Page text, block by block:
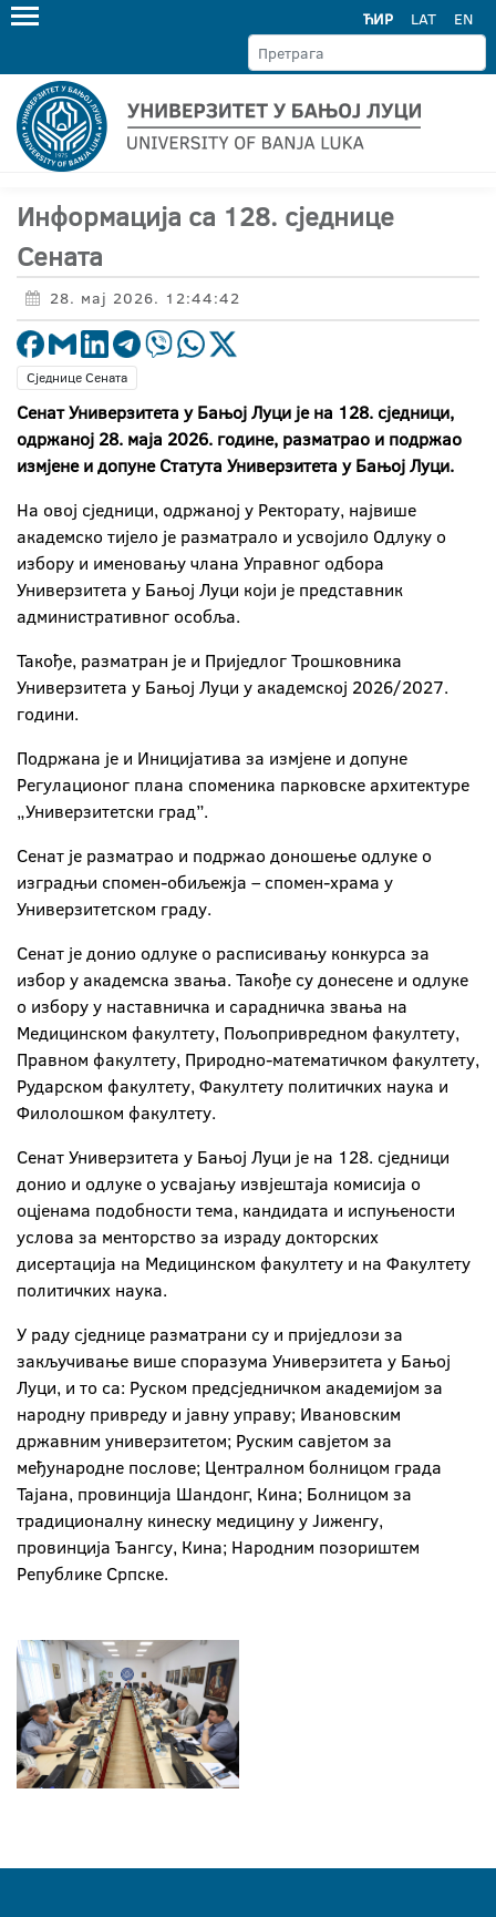
ЋИР LAT EN
Информација са 128. сједнице
Сената
28. мај 2026. 12:44:42
Сједнице Сената
Сенат Универзитета у Бањој Луци је на 128. сједници,
одржаној 28. маја 2026. године, разматрао и подржао
измјене и допуне Статута Универзитета у Бањој Луци.
На овој сједници, одржаној у Ректорату, највише
академско тијело је разматрало и усвојило Одлуку о
избору и именовању члана Управног одбора
Универзитета у Бањој Луци који је представник
административног особља.
Такође, разматран је и Приједлог Трошковника
Универзитета у Бањој Луци у академској 2026/2027.
години.
Подржана је и Иницијатива за измјене и допуне
Регулационог плана споменика парковске архитектуре
„Универзитетски град”.
Сенат је разматрао и подржао доношење одлуке о
изградњи спомен-обиљежја – спомен-храма у
Универзитетском граду.
Сенат је донио одлуке о расписивању конкурса за
избор у академска звања. Такође су донесене и одлуке
о избору у наставничка и сарадничка звања на
Медицинском факултету, Пољопривредном факултету,
Правном факултету, Природно-математичком факултету,
Рударском факултету, Факултету политичких наука и
Филолошком факултету.
Сенат Универзитета у Бањој Луци је на 128. сједници
донио и одлуке о усвајању извјештаја комисија о
оцјенама подобности тема, кандидата и испуњености
услова за менторство за израду докторских
дисертација на Медицинском факултету и на Факултету
политичких наука.
У раду сједнице разматрани су и приједлози за
закључивање више споразума Универзитета у Бањој
Луци, и то са: Руском предсједничком академијом за
народну привреду и јавну управу; Ивановским
државним универзитетом; Руским савјетом за
међународне послове; Централном болницом града
Тајана, провинција Шандонг, Кина; Болницом за
традиционалну кинеску медицину у Јиженгу,
провинција Ђангсу, Кина; Народним позориштем
Републике Српске.